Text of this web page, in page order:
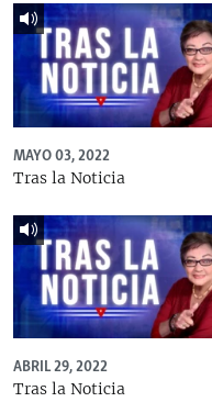
MAYO 03, 2022
Tras la Noticia
ABRIL 29, 2022
Tras la Noticia